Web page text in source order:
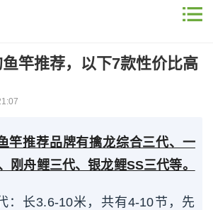
竿推荐，以下7款性价比高
竿推荐品牌有擒龙综合三代、一
刚舟鲤三代、银龙鲤SS三代等。
：长3.6-10米，共有4-10节，先